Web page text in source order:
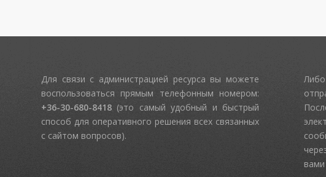
Для связи с администрацией ресурса вы можете
воспользоваться прямым телефонным номером:
+36-30-680-8418 (это самый удобный и быстрый
способ для оперативного решения всех связанных
с сайтом вопросов).
вами